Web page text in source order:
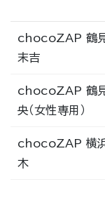
chocoZAP 鶴
末吉
chocoZAP 鶴
央（女性専用）
chocoZAP 横
木